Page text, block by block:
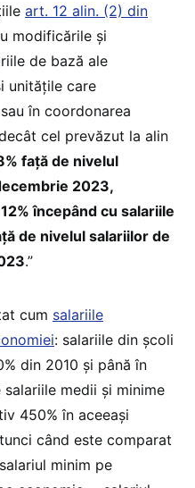
art. 12 alin. (2) din
modificările și
de bază ale
unitățile care
în coordonarea
cel prevăzut la alin
față de nivelul
2023,
începând cu salariile
de nivelul salariilor de
.”
cum salariile
: salariile din școli
din 2010 și până în
medii și minime
450% în aceeași
când este comparat
minim pe